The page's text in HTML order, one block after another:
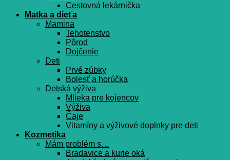
Cestovná lekárnička
Matka a dieťa
Mamina
Tehotenstvo
Pôrod
Dojčenie
Deti
Prvé zúbky
Bolesť a horúčka
Detská výživa
Mlieka pre kojencov
Výživa
Čaje
Vitamíny a výživové doplnky pre deti
Kozmetika
Mám problém s…
Bradavice a kurie oká